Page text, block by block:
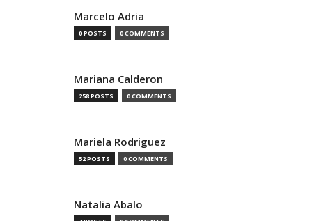
Marcelo Adria
0 POSTS 0 COMMENTS
Mariana Calderon
258 POSTS 0 COMMENTS
Mariela Rodriguez
52 POSTS 0 COMMENTS
Natalia Abalo